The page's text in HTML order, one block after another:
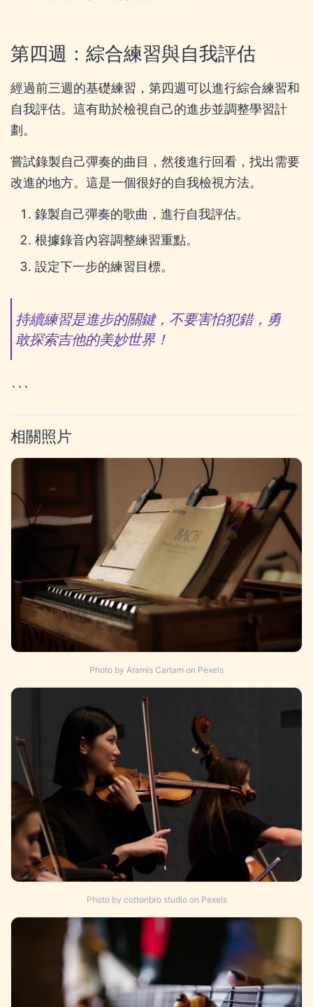
第四週：綜合練習與自我評估
經過前三週的基礎練習，第四週可以進行綜合練習和
自我評估。這有助於檢視自己的進步並調整學習計
劃。
嘗試錄製自己彈奏的曲目，然後進行回看，找出需要
改進的地方。這是一個很好的自我檢視方法。
錄製自己彈奏的歌曲，進行自我評估。
根據錄音內容調整練習重點。
設定下一步的練習目標。
持續練習是進步的關鍵，不要害怕犯錯，勇
敢探索吉他的美妙世界！
```
相關照片
Photo by Aramis Cartam on Pexels
Photo by cottonbro studio on Pexels